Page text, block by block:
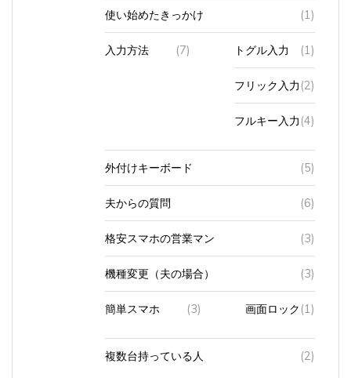
使い始めたきっかけ (1)
入力方法 (7) トグル入力 (1)
フリック入力 (2)
フルキー入力 (4)
外付けキーボード (5)
夫からの質問 (6)
格安スマホの営業マン (3)
機種変更（夫の場合） (3)
簡単スマホ (3) 画面ロック (1)
複数台持っている人 (2)